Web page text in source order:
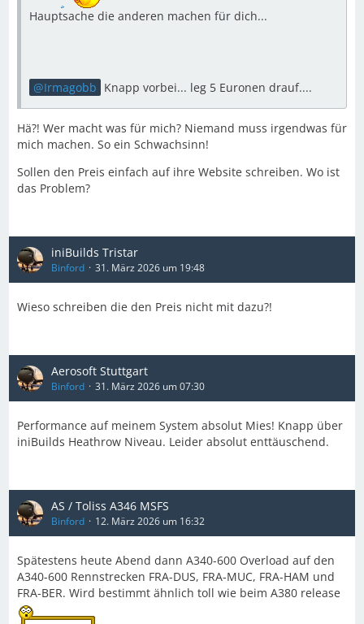
Hauptsache die anderen machen für dich...
Irmagobb Knapp vorbei... leg 5 Euronen drauf....
Hä?! Wer macht was für mich? Niemand muss irgendwas für
mich machen. So ein Schwachsinn!
Sollen den Preis einfach auf ihre Website schreiben. Wo ist
das Problem?
iniBuilds Tristar
Binford 31. März 2026 um 19:48
Wieso schreiben die den Preis nicht mit dazu?!
Aerosoft Stuttgart
Binford 31. März 2026 um 07:30
Performance auf meinem System absolut Mies! Knapp über
iniBuilds Heathrow Niveau. Leider absolut enttäuschend.
AS / Toliss A346 MSFS
Binford 12. März 2026 um 16:32
Spätestens heute Abend dann A340-600 Overload auf den
A340-600 Rennstrecken FRA-DUS, FRA-MUC, FRA-HAM und
FRA-BER. Wird bestimmt ähnlich toll wie beim A380 release